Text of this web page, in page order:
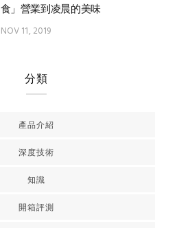
食」營業到凌晨的美味
NOV 11, 2019
分類
產品介紹
深度技術
知識
開箱評測